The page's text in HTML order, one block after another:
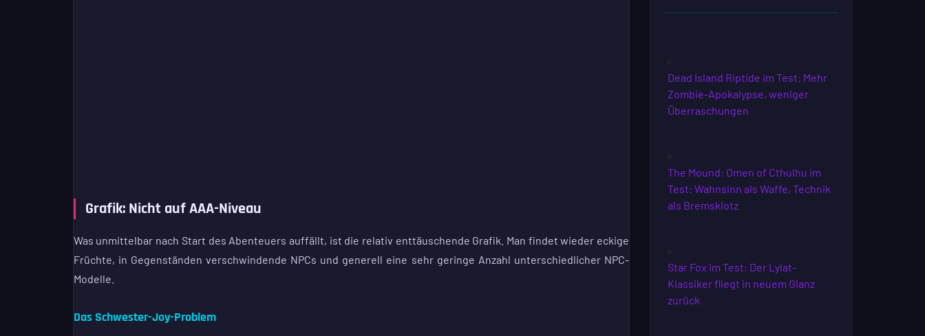
Grafik: Nicht auf AAA-Niveau
Was unmittelbar nach Start des Abenteuers auffällt, ist die relativ enttäuschende Grafik. Man findet wieder eckige
Früchte, in Gegenständen verschwindende NPCs und generell eine sehr geringe Anzahl unterschiedlicher NPC-
Modelle.
Das Schwester-Joy-Problem
Dead Island Riptide im Test: Mehr
Zombie-Apokalypse, weniger
Überraschungen
The Mound: Omen of Cthulhu im
Test: Wahnsinn als Waffe, Technik
als Bremsklotz
Star Fox im Test: Der Lylat-
Klassiker fliegt in neuem Glanz
zurück